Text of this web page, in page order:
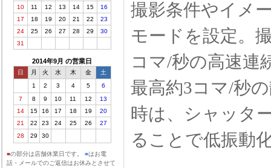
10
11 12 13 14 15
16
17
18 19 20 21 22
23
24
25 26 27 28 29
30
31
2014年9月 の営業日
日 月 火 水 木 金
土
1
2 3 4 5
6
7
8 9 10 11 12
13
14
15 16 17 18 19
20
21
22 23 24 25 26
27
28
29 30
■の部分は店舗休業日です。 ■はお電
話・メールでのご返信はお休みとさせて
撮影条件やイメ
モードを設定。
コマ/秒の高速連
最高約3コマ/秒
時は、シャッタ
ることで低振動